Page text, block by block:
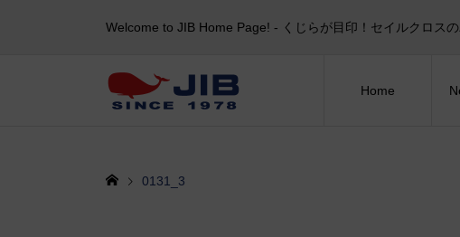
Welcome to JIB Home Page! ‐ くじらが目印！セイルクロス
Home
0131_3